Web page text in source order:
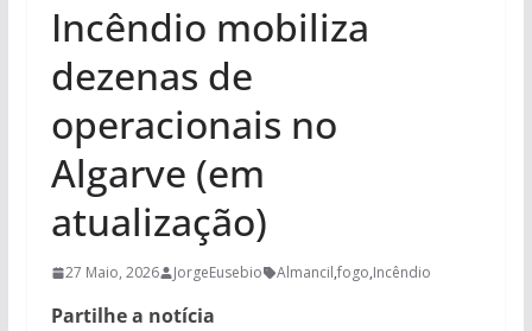
Incêndio mobiliza
dezenas de
operacionais no
Algarve (em
atualização)
27 Maio, 2026 JorgeEusebio Almancil,fogo,Incêndio
Partilhe a notícia